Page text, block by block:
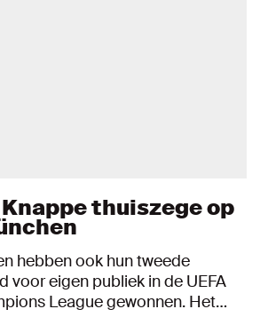
thuiszege op
hebben ook hun tweede
voor eigen publiek in de UEFA
League gewonnen. Het